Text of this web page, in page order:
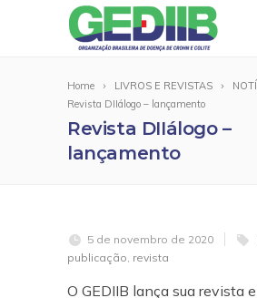
Home LIVROS E REVISTAS
Revista DIIálogo – lançamento
Revista DIIálogo –
lançamento
5 de novembro de 2020
publicação, revista
O GEDIIB lança sua revista